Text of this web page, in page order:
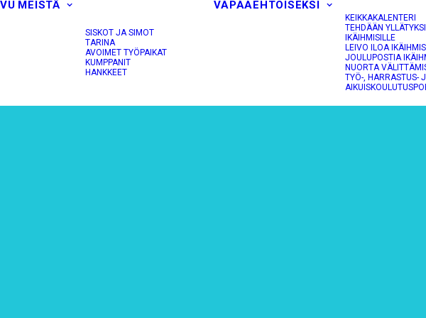
MEISTÄ
SISKOT JA SIMOT
TARINA
AVOIMET TYÖPAIKAT
KUMPPANIT
HANKKEET
VAPAAEHTOISEKSI
KEIKKAKALENTERI
TEHDÄÄN
IKÄIHMISILLE
LEIVO ILOA
JOULUPOSTIA
NUORTA
TYÖ-, HARRASTUS-